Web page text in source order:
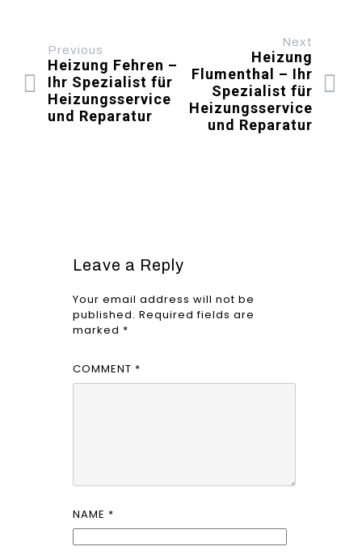
Previous
Heizung Fehren –
Ihr Spezialist für
Heizungsservice
und Reparatur
Next
Heizung
Flumenthal – Ihr
Spezialist für
Heizungsservice
und Reparatur
Leave a Reply
Your email address will not be
published. Required fields are
marked *
COMMENT *
NAME *